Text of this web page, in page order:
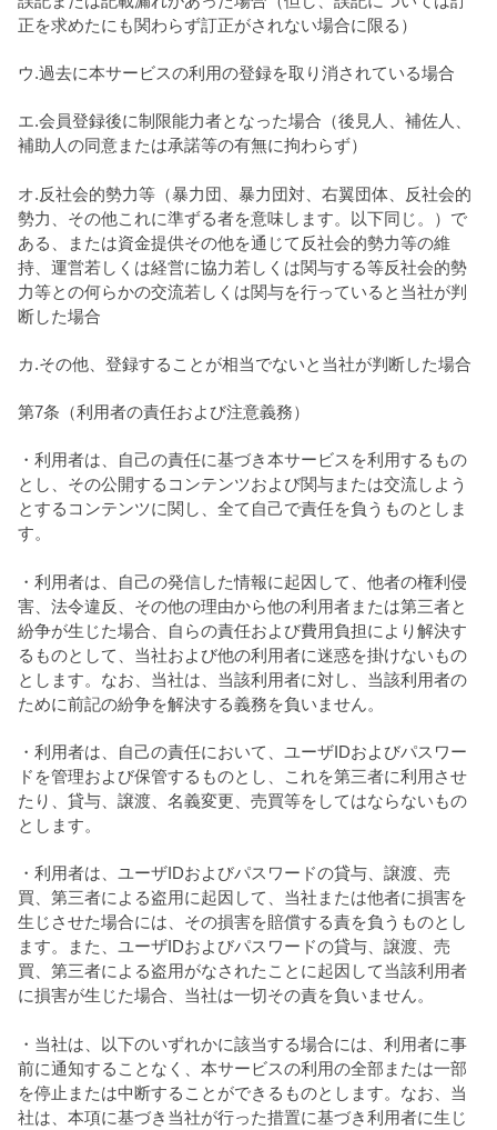
正を求めたにも関わらず訂正がされない場合に限る）
ウ.過去に本サービスの利用の登録を取り消されている場合
エ.会員登録後に制限能力者となった場合（後見人、補佐人、
補助人の同意または承諾等の有無に拘わらず）
オ.反社会的勢力等（暴力団、暴力団対、右翼団体、反社会的
勢力、その他これに準ずる者を意味します。以下同じ。）で
ある、または資金提供その他を通じて反社会的勢力等の維
持、運営若しくは経営に協力若しくは関与する等反社会的勢
力等との何らかの交流若しくは関与を行っていると当社が判
断した場合
カ.その他、登録することが相当でないと当社が判断した場合
第7条（利用者の責任および注意義務）
・利用者は、自己の責任に基づき本サービスを利用するもの
とし、その公開するコンテンツおよび関与または交流しよう
とするコンテンツに関し、全て自己で責任を負うものとしま
す。
・利用者は、自己の発信した情報に起因して、他者の権利侵
害、法令違反、その他の理由から他の利用者または第三者と
紛争が生じた場合、自らの責任および費用負担により解決す
るものとして、当社および他の利用者に迷惑を掛けないもの
とします。なお、当社は、当該利用者に対し、当該利用者の
ために前記の紛争を解決する義務を負いません。
・利用者は、自己の責任において、ユーザIDおよびパスワー
ドを管理および保管するものとし、これを第三者に利用させ
たり、貸与、譲渡、名義変更、売買等をしてはならないもの
とします。
・利用者は、ユーザIDおよびパスワードの貸与、譲渡、売
買、第三者による盗用に起因して、当社または他者に損害を
生じさせた場合には、その損害を賠償する責を負うものとし
ます。また、ユーザIDおよびパスワードの貸与、譲渡、売
買、第三者による盗用がなされたことに起因して当該利用者
に損害が生じた場合、当社は一切その責を負いません。
・当社は、以下のいずれかに該当する場合には、利用者に事
前に通知することなく、本サービスの利用の全部または一部
を停止または中断することができるものとします。なお、当
社は、本項に基づき当社が行った措置に基づき利用者に生じ